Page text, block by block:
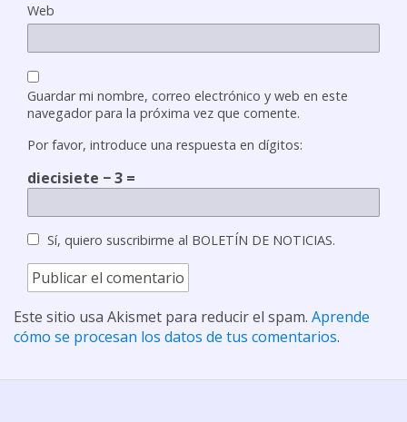
Web
Guardar mi nombre, correo electrónico y web en este
navegador para la próxima vez que comente.
Por favor, introduce una respuesta en dígitos:
diecisiete − 3 =
Sí, quiero suscribirme al BOLETÍN DE NOTICIAS.
Este sitio usa Akismet para reducir el spam. Aprende
cómo se procesan los datos de tus comentarios.